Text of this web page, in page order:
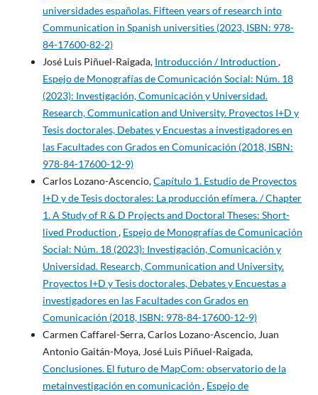
universidades españolas. Fifteen years of research into
Communication in Spanish universities (2023, ISBN: 978-
84-17600-82-2)
José Luis Piñuel-Raigada, Introducción / Introduction ,
Espejo de Monografías de Comunicación Social: Núm. 18
(2023): Investigación, Comunicación y Universidad.
Research, Communication and University. Proyectos I+D y
Tesis doctorales, Debates y Encuestas a investigadores en
las Facultades con Grados en Comunicación (2018, ISBN:
978-84-17600-12-9)
Carlos Lozano-Ascencio,Capítulo 1. Estudio de Proyectos
I+D y de Tesis doctorales: La producción efímera. / Chapter
1. A Study of R & D Projects and Doctoral Theses: Short-
lived Production , Espejo de Monografías de Comunicación
Social: Núm. 18 (2023): Investigación, Comunicación y
Universidad. Research, Communication and University.
Proyectos I+D y Tesis doctorales, Debates y Encuestas a
investigadores en las Facultades con Grados en
Comunicación (2018, ISBN: 978-84-17600-12-9)
Carmen Caffarel-Serra, Carlos Lozano-Ascencio, Juan
Antonio Gaitán-Moya, José Luis Piñuel-Raigada,
Conclusiones. El futuro de MapCom: observatorio de la
metainvestigación en comunicación , Espejo de